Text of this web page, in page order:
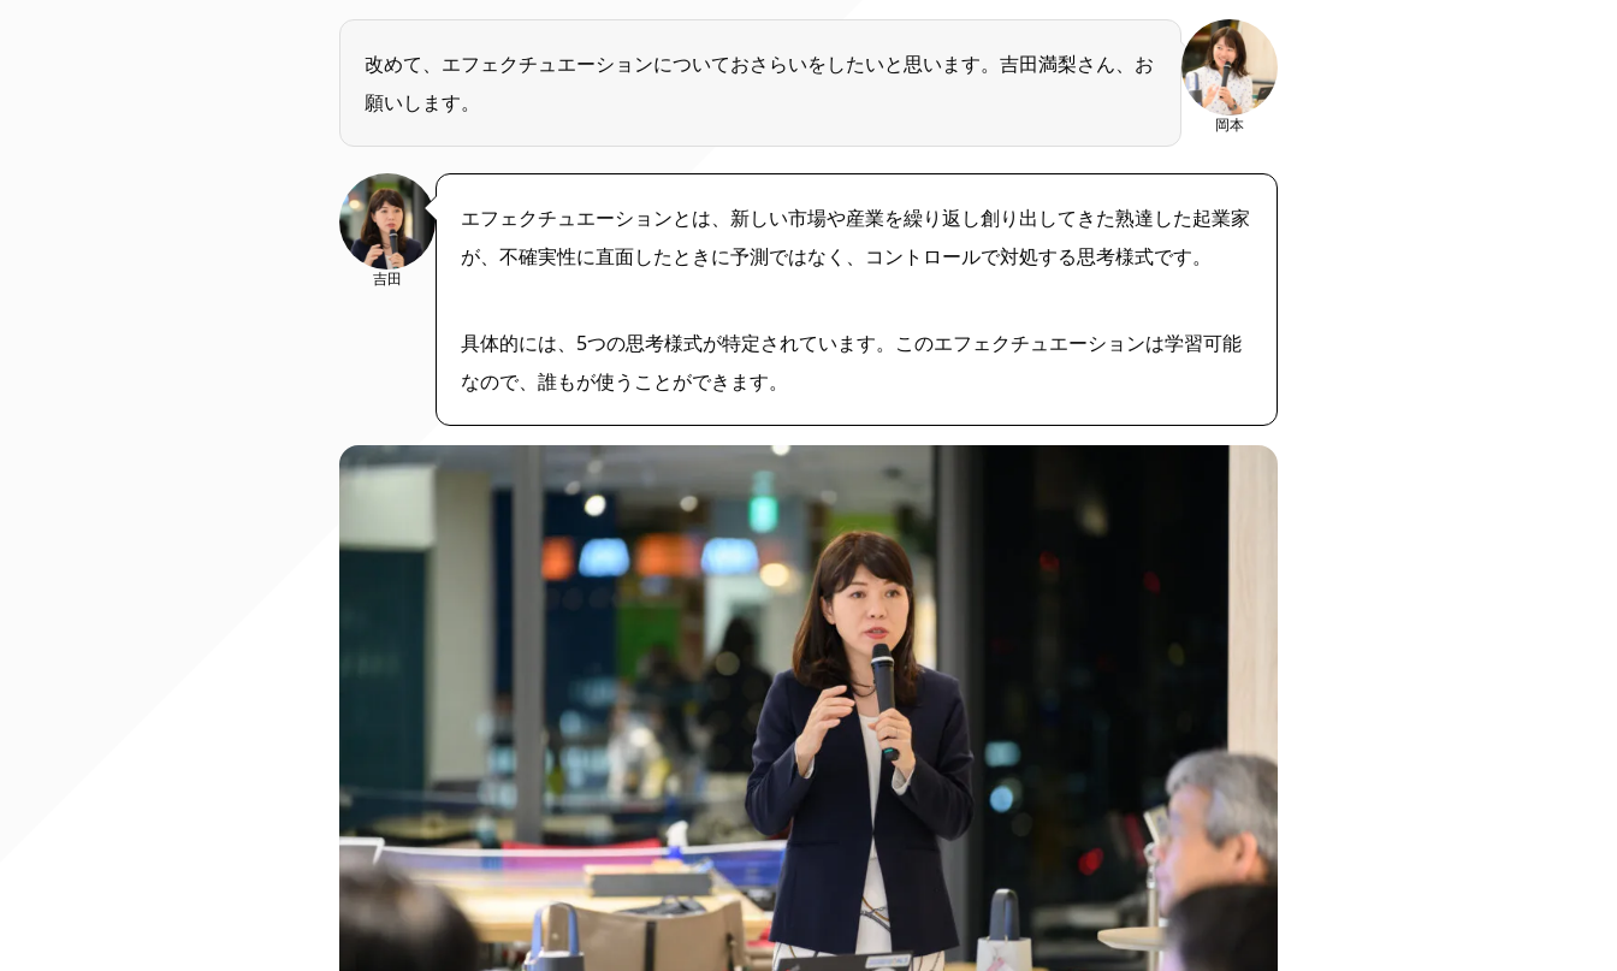
改めて、エフェクチュエーションについておさらいをしたいと思います。吉田満梨さん、お
願いします。
岡本
吉田
エフェクチュエーションとは、新しい市場や産業を繰り返し創り出してきた熟達した起業家
が、不確実性に直面したときに予測ではなく、コントロールで対処する思考様式です。
具体的には、5つの思考様式が特定されています。このエフェクチュエーションは学習可能
なので、誰もが使うことができます。